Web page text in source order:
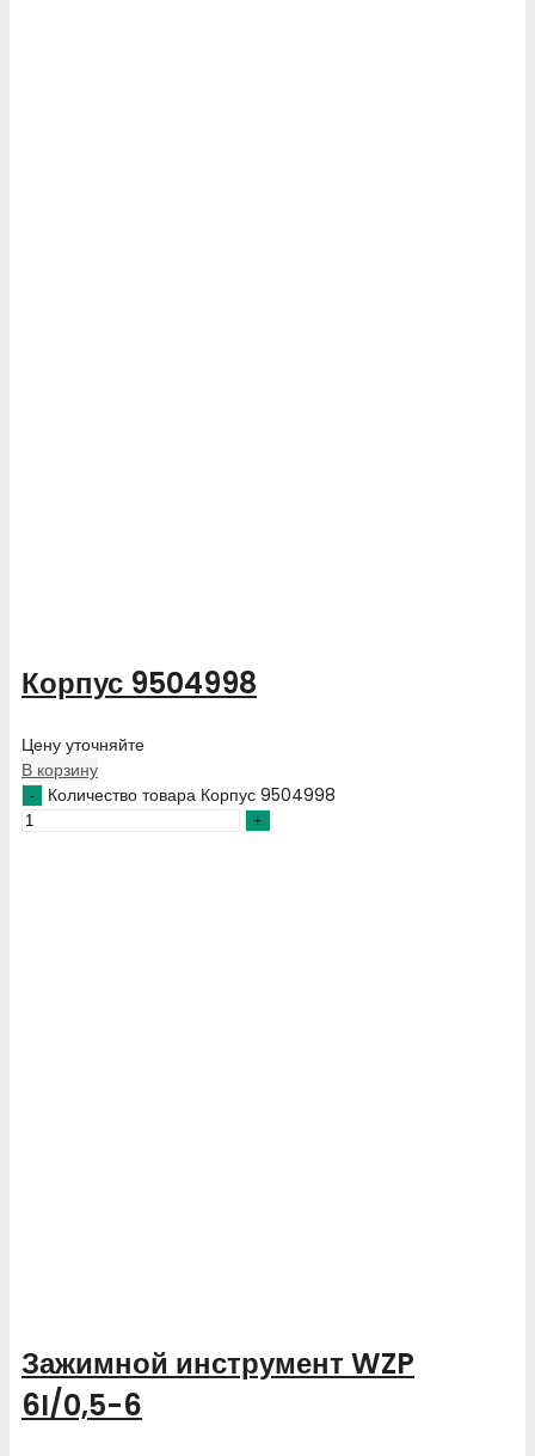
Корпус 9504998
Цену уточняйте
В корзину
Количество товара Корпус 9504998
Зажимной инструмент WZP
6I/0,5-6